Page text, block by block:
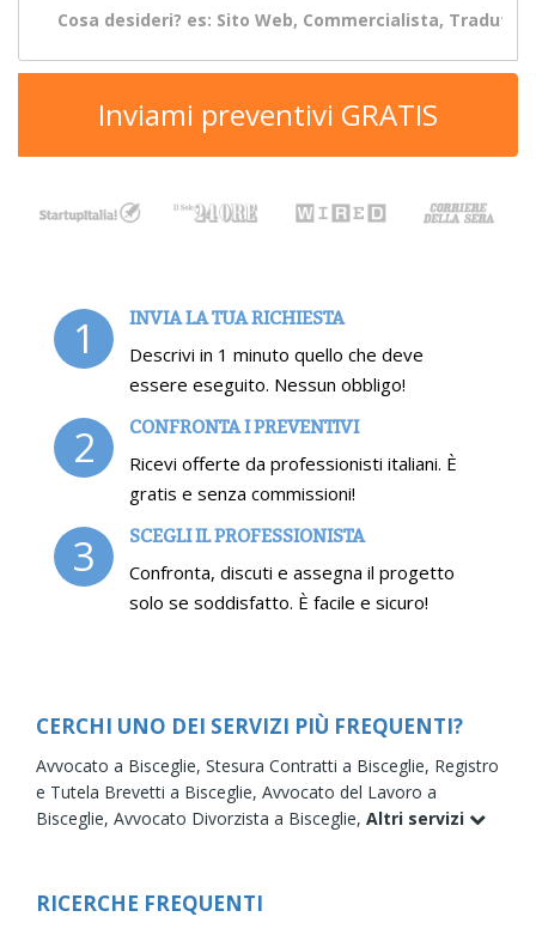
Inviami preventivi GRATIS
1 INVIA LA TUA RICHIESTA
Descrivi in 1 minuto quello che deve
essere eseguito. Nessun obbligo!
2 CONFRONTA I PREVENTIVI
Ricevi offerte da professionisti italiani. È
gratis e senza commissioni!
3 SCEGLI IL PROFESSIONISTA
Confronta, discuti e assegna il progetto
solo se soddisfatto. È facile e sicuro!
CERCHI UNO DEI SERVIZI PIÙ FREQUENTI?
Avvocato a Bisceglie, Stesura Contratti a Bisceglie, Registro
e Tutela Brevetti a Bisceglie, Avvocato del Lavoro a
Bisceglie, Avvocato Divorzista a Bisceglie, Altri servizi
RICERCHE FREQUENTI